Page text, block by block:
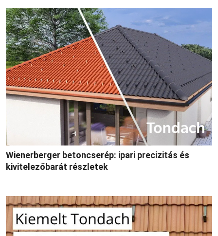
Wienerberger betoncserép: ipari precizitás és
kivitelezőbarát részletek